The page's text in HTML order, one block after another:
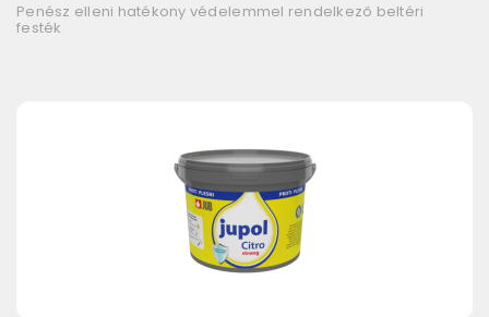
Penész elleni hatékony védelemmel rendelkező beltéri
festék